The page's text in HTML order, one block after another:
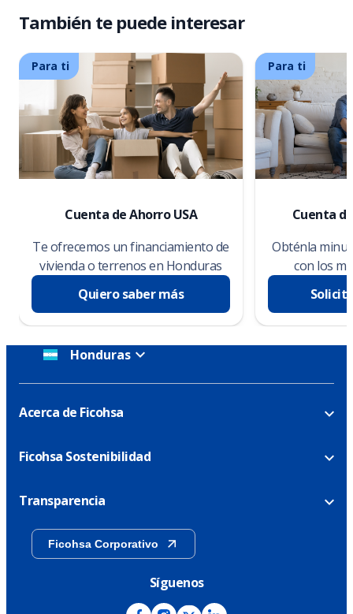
También te puede interesar
Para ti
Cuenta de Ahorro USA
Te ofrecemos un financiamiento de
vivienda o terrenos en Honduras
Quiero saber más
Para ti
Cuenta
Obténla
con los
Honduras
Acerca de Ficohsa
Ficohsa Sostenibilidad
Transparencia
Ficohsa Corporativo
Síguenos